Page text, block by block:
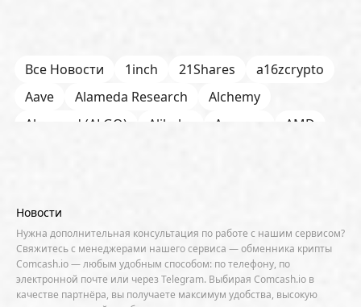
Все Новости 1inch 21Shares
a16zcrypto
Aave
Alameda Research
Alchemy
Algorand (ALGO)
Alibaba Amazon
AMD
Aster
Binance
BIS Bitcoin Core
Bitcoin Pizza Day
Bitfarms
Bitfinex Bitget
Bithumb
BitMEX
BitOK Bitwise BlackRock Block
Новости
Нужна дополнительная консультация по работе с нашим сервисом?
Свяжитесь с менеджерами нашего сервиса — обменника крипты
Comcash.io — любым удобным способом: по телефону, по
электронной почте или через Telegram. Выбирая Comcash.io в
качестве партнёра, вы получаете максимум удобства, высокую